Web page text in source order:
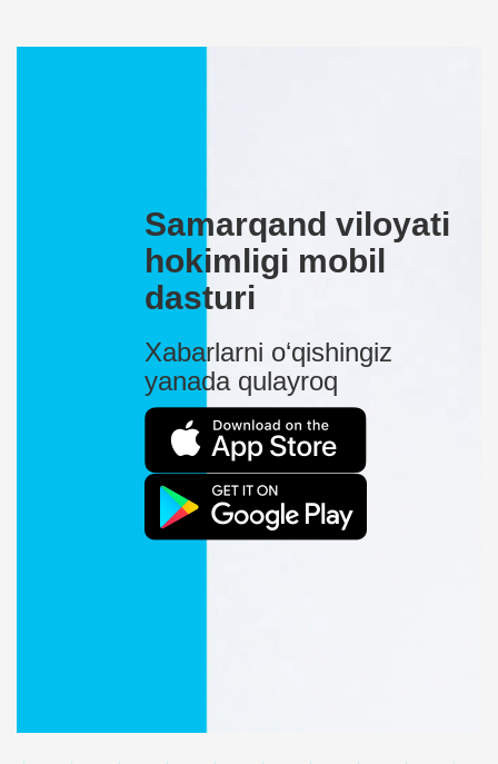
Samarqand viloyati
hokimligi mobil
dasturi
Xabarlarni o‘qishingiz
yanada qulayroq